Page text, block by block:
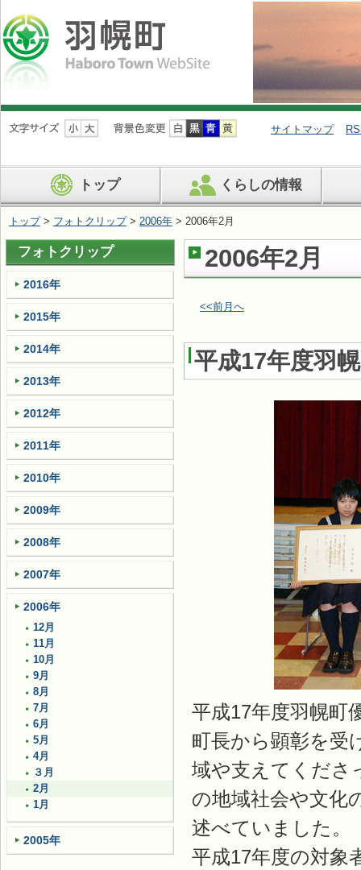
ナ
ビ
ン
を
ば
す
サイトマップ
トップ くらしの情報
トップ> フォトクリップ> 2006年 > 2006年2月
2006年2月
<<前月へ
平成17年度羽
平成17年度羽幌町
町長から顕彰を受
域や支えてくださ
の地域社会や文化
述べていました。
平成17年度の対象
フォトクリップ
2016年
2015年
2014年
2013年
2012年
2011年
2010年
2009年
2008年
2007年
2006年
12月
11月
10月
9月
8月
7月
6月
5月
4月
３月
2月
1月
2005年